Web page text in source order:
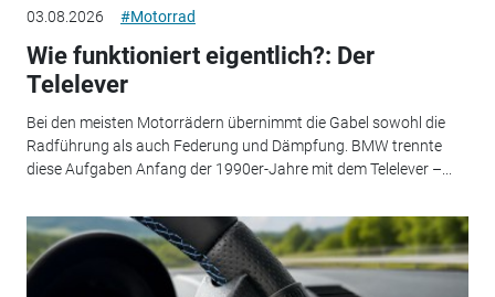
03.08.2026 #Motorrad
Wie funktioniert eigentlich?: Der
Telelever
Bei den meisten Motorrädern übernimmt die Gabel sowohl die
Radführung als auch Federung und Dämpfung. BMW trennte
diese Aufgaben Anfang der 1990er-Jahre mit dem Telelever –...